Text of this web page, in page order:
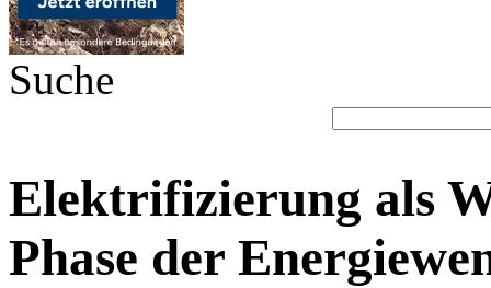
Suche
Elektrifizierung als
Phase der